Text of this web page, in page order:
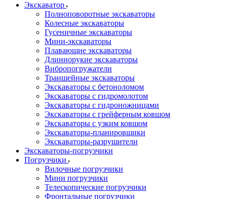
Экскаватор
Полноповоротные экскаваторы
Колесные экскаваторы
Гусеничные экскаваторы
Мини-экскаваторы
Плавающие экскаваторы
Длиннорукие экскаваторы
Вибропогружатели
Траншейные экскаваторы
Экскаваторы с бетоноломом
Экскаваторы с гидромолотом
Экскаваторы с гидроножницами
Экскаваторы с грейферным ковшом
Экскаваторы с узким ковшом
Экскаваторы-планировщики
Экскаваторы-разрушители
Экскаваторы-погрузчики
Погрузчики
Вилочные погрузчики
Мини погрузчики
Телескопические погрузчики
Фронтальные погрузчики